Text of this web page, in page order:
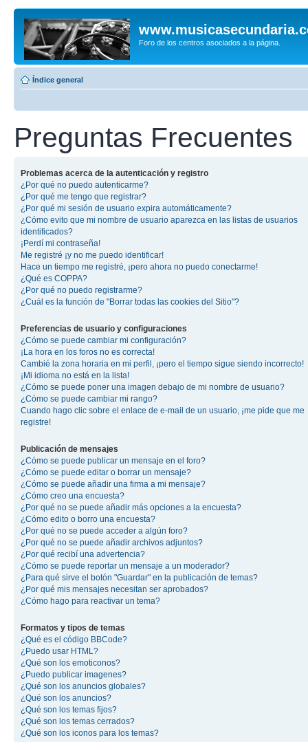
Foro de los centros asociados a la página.
Índice general
Preguntas Frecuentes
Problemas acerca de la autenticación y registro
¿Por qué no puedo autenticarme?
¿Por qué me tengo que registrar?
¿Por qué mi sesión de usuario expira automáticamente?
¿Cómo evito que mi nombre de usuario aparezca en las listas de usuarios
identificados?
¡Perdí mi contraseña!
Me registré ¡y no me puedo identificar!
Hace un tiempo me registré, ¡pero ahora no puedo conectarme!
¿Qué es COPPA?
¿Por qué no puedo registrarme?
¿Cuál es la función de "Borrar todas las cookies del Sitio"?
Preferencias de usuario y configuraciones
¿Cómo se puede cambiar mi configuración?
¡La hora en los foros no es correcta!
Cambié la zona horaria en mi perfil, ¡pero el tiempo sigue siendo incorrecto!
¡Mi idioma no está en la lista!
¿Cómo se puede poner una imagen debajo de mi nombre de usuario?
¿Cómo se puede cambiar mi rango?
Cuando hago clic sobre el enlace de e-mail de un usuario, ¡me pide que me
registre!
Publicación de mensajes
¿Cómo se puede publicar un mensaje en el foro?
¿Cómo se puede editar o borrar un mensaje?
¿Cómo se puede añadir una firma a mi mensaje?
¿Cómo creo una encuesta?
¿Por qué no se puede añadir más opciones a la encuesta?
¿Cómo edito o borro una encuesta?
¿Por qué no se puede acceder a algún foro?
¿Por qué no se puede añadir archivos adjuntos?
¿Por qué recibí una advertencia?
¿Cómo se puede reportar un mensaje a un moderador?
¿Para qué sirve el botón "Guardar" en la publicación de temas?
¿Por qué mis mensajes necesitan ser aprobados?
¿Cómo hago para reactivar un tema?
Formatos y tipos de temas
¿Qué es el código BBCode?
¿Puedo usar HTML?
¿Qué son los emoticonos?
¿Puedo publicar imagenes?
¿Qué son los anuncios globales?
¿Qué son los anuncios?
¿Qué son los temas fijos?
¿Qué son los temas cerrados?
¿Qué son los iconos para los temas?